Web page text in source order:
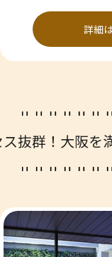
詳細
抜群！ 大阪を